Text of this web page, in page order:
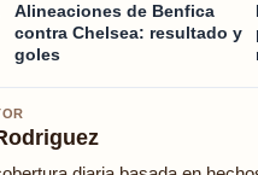
Alineaciones de Benfica
contra Chelsea: resultado y
goles